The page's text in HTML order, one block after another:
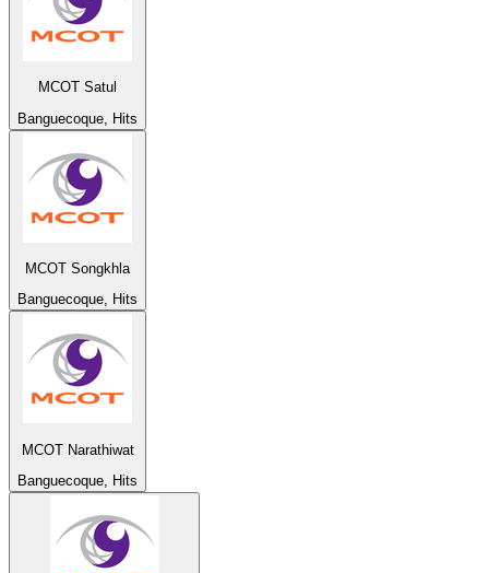
MCOT Satul
Banguecoque, Hits
MCOT Songkhla
Banguecoque, Hits
MCOT Narathiwat
Banguecoque, Hits